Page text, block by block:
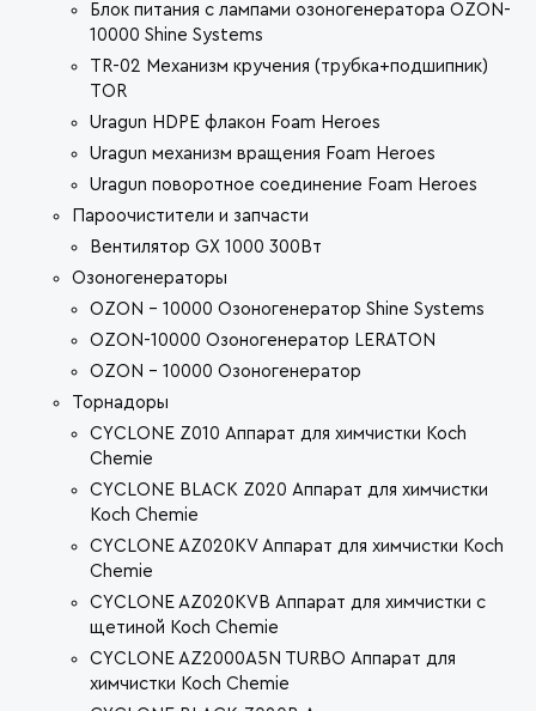
Блок питания с лампами озоногенератора OZON-
10000 Shine Systems
TR-02 Механизм кручения (трубка+подшипник)
TOR
Uragun HDPE флакон Foam Heroes
Uragun механизм вращения Foam Heroes
Uragun поворотное соединение Foam Heroes
Пароочистители и запчасти
Вентилятор GX 1000 300Вт
Озоногенераторы
OZON - 10000 Озоногенератор Shine Systems
OZON-10000 Озоногенератор LERATON
OZON - 10000 Озоногенератор
Торнадоры
CYCLONE Z010 Аппарат для химчистки Koch
Chemie
CYCLONE BLACK Z020 Аппарат для химчистки
Koch Chemie
CYCLONE AZ020KV Аппарат для химчистки Koch
Chemie
CYCLONE AZ020KVB Аппарат для химчистки с
щетиной Koch Chemie
CYCLONE AZ2000A5N TURBO Аппарат для
химчистки Koch Chemie